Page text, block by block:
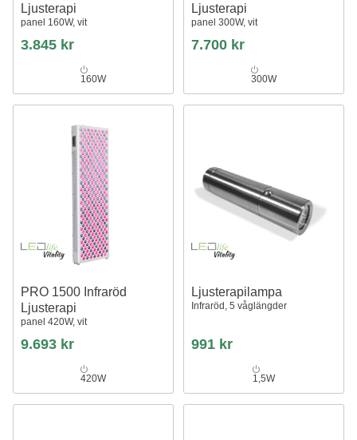
Ljusterapi
panel 160W, vit
3.845 kr
160W
Ljusterapi
panel 300W, vit
7.700 kr
300W
PRO 1500 Infraröd
Ljusterapi
panel 420W, vit
9.693 kr
420W
Ljusterapilampa
Infraröd, 5 våglängder
991 kr
1,5W